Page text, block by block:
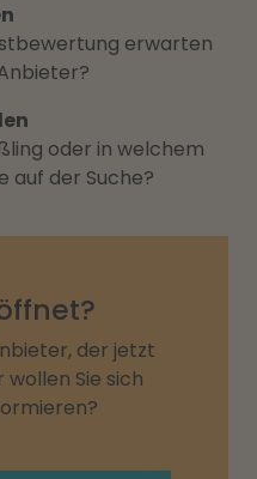
erwarten
oder in welchem
auf der Suche?
der jetzt
Sie sich